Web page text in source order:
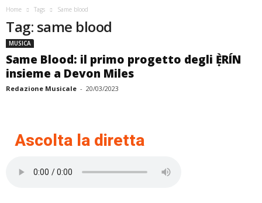
Home Tags Same blood
Tag: same blood
MUSICA
Same Blood: il primo progetto degli Ẹ̀RÍN
insieme a Devon Miles
Redazione Musicale - 20/03/2023
Ascolta la diretta